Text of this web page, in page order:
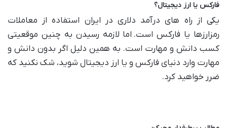
فارکس یا ارز دیجیتال؟
یکی از راه های درآمد دلاری در ایران استفاده از معاملات
رمزارزها یا فارکس است. اما لازمه رسیدن به چنین موقعیتی
کسب دانش و مهارت است. به همین دلیل اگر بدون دانش و
مهارت وارد دنیای فارکس و یا ارز دیجیتال شوید، شک نکنید که
ضرر خواهید کرد.